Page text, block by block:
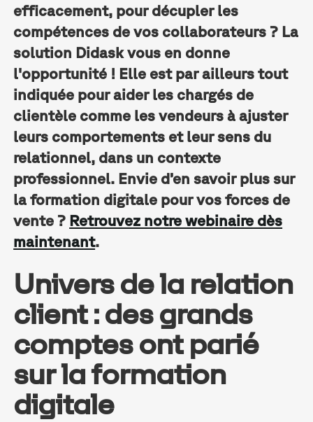
CLIENTS &
LOGICIELS
INTÉGRATIONS
efficacement, pour décupler les
compétences de vos collaborateurs ? La
solution Didask vous en donne
l'opportunité ! Elle est par ailleurs tout
indiquée pour aider les chargés de
clientèle comme les vendeurs à ajuster
leurs comportements et leur sens du
relationnel, dans un contexte
professionnel. Envie d’en savoir plus sur
la formation digitale pour vos forces de
vente ? Retrouvez notre webinaire dès
maintenant.
Univers de la relation
client : des grands
comptes ont parié
sur la formation
digitale